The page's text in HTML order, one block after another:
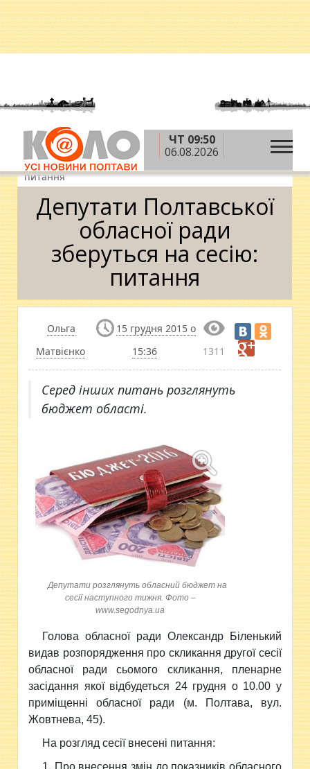
ЧТ 09:50
06.08.2026
Головна » Новини » Влада »Депутати
Полтавської обласної ради зберуться на сесію:
питання
Депутати Полтавської
обласної ради
зберуться на сесію:
питання
Ольга
Матвієнко
15 грудня 2015 о
15:36
1311
Серед інших питань розглянуть
бюджет області.
Депутати розглянуть обласний бюджет на
сесії наступного тижня. Фото –
www.segodnya.ua
Голова обласної ради Олександр Біленький
видав розпорядження про скликання другої сесії
обласної ради сьомого скликання, пленарне
засідання якої відбудеться 24 грудня о 10.00 у
приміщенні обласної ради (м. Полтава, вул.
Жовтнева, 45).
На розгляд сесії внесені питання:
1. Про внесення змін до показників обласного